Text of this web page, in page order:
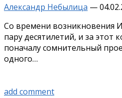
Александр Небылица —
Со времени возникновения
пару десятилетий, и за этот
поначалу сомнительный
одного…
add comment